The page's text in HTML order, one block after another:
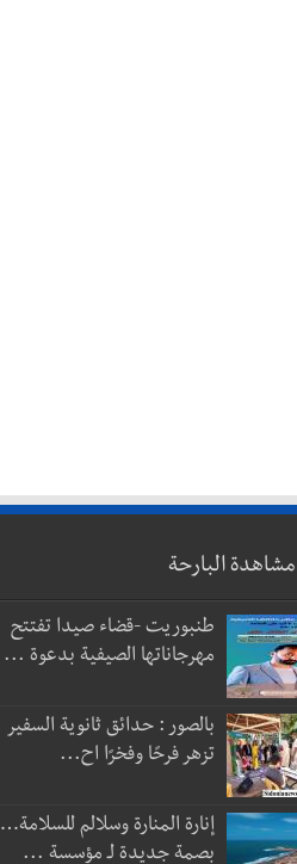
مشاهدة البارحة
طنبوريت -قضاء صيدا تفتتح
مهرجاناتها الصيفية بدعوة ...
بالصور : حدائق ثانوية السفير
تزهر فرحًا وفخرًا اح...
إنارة المنارة وسلالم للسلامة…
بصمة جديدة لـ مؤسسة ...